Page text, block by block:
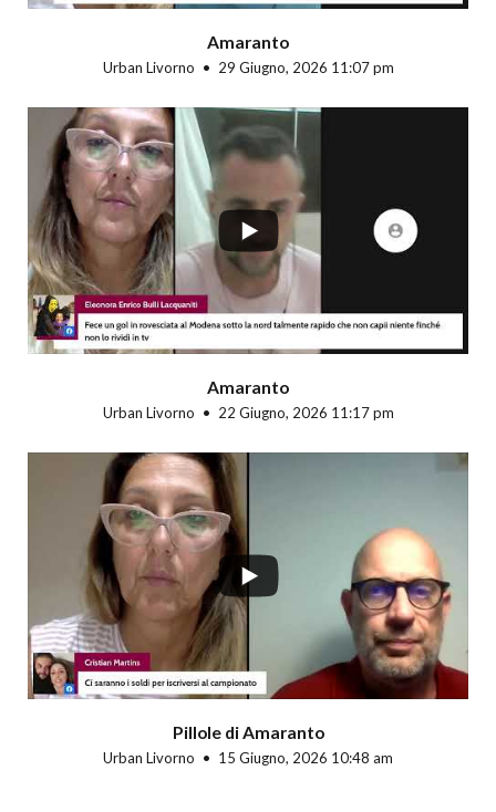
Amaranto
Urban Livorno 29 Giugno, 2026 11:07 pm
Amaranto
Urban Livorno 22 Giugno, 2026 11:17 pm
Pillole di Amaranto
Urban Livorno 15 Giugno, 2026 10:48 am